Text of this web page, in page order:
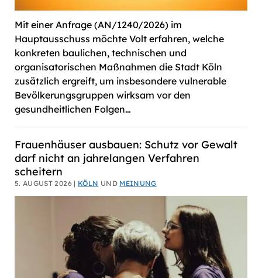
Mit einer Anfrage (AN/1240/2026) im
Hauptausschuss möchte Volt erfahren, welche
konkreten baulichen, technischen und
organisatorischen Maßnahmen die Stadt Köln
zusätzlich ergreift, um insbesondere vulnerable
Bevölkerungsgruppen wirksam vor den
gesundheitlichen Folgen…
Frauenhäuser ausbauen: Schutz vor Gewalt
darf nicht an jahrelangen Verfahren
scheitern
5. AUGUST 2026 | KÖLN UND MEINUNG